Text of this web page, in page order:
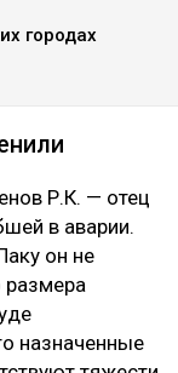
Отец
просил
непристойные
городах